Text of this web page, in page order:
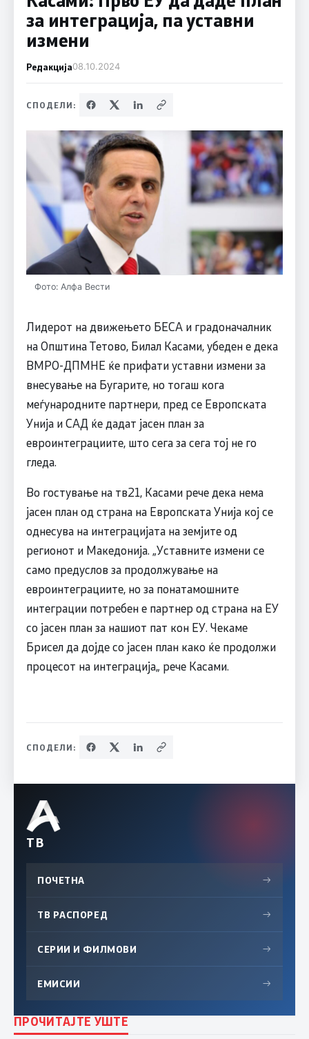
за интеграција, па уставни
измени
Редакција08.10.2024
СПОДЕЛИ:
Фото: Алфа Вести
Лидерот на движењето БЕСА и градоначалник
на Општина Тетово, Билал Касами, убеден е дека
ВМРО-ДПМНЕ ќе прифати уставни измени за
внесување на Бугарите, но тогаш кога
меѓународните партнери, пред се Европската
Унија и САД ќе дадат јасен план за
евроинтеграциите, што сега за сега тој не го
гледа.
Во гостување на тв21, Касами рече дека нема
јасен план од страна на Европската Унија кој се
однесува на интеграцијата на земјите од
регионот и Македонија. „Уставните измени се
само предуслов за продолжување на
евроинтеграциите, но за понатамошните
интеграции потребен е партнер од страна на ЕУ
со јасен план за нашиот пат кон ЕУ. Чекаме
Брисел да дојде со јасен план како ќе продолжи
процесот на интеграција„ рече Касами.
СПОДЕЛИ:
ТВ
ПОЧЕТНА →
ТВ РАСПОРЕД →
СЕРИИ И ФИЛМОВИ →
ЕМИСИИ →
ПРОЧИТАЈТЕ УШТЕ